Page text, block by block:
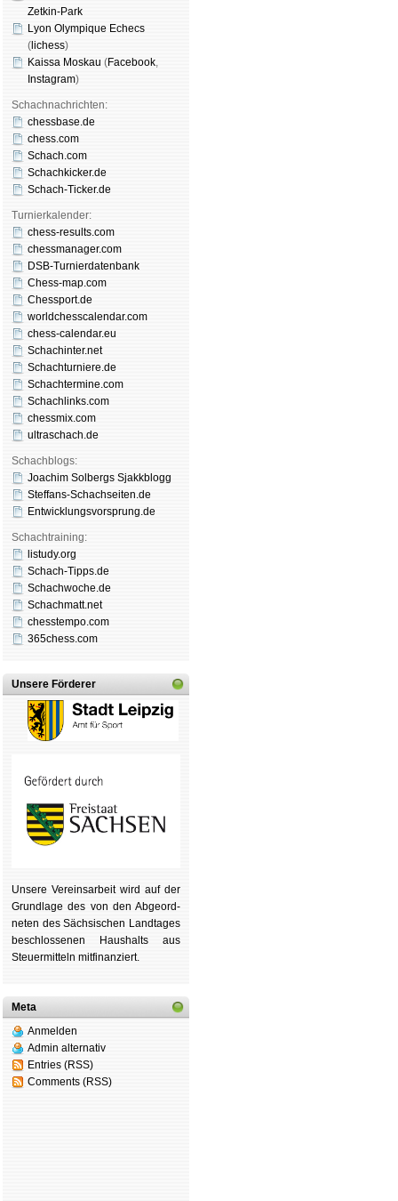
Zetkin-Park
Lyon Olympique Echecs
( lichess)
Kaissa Moskau (Face­book,
Insta­gram)
Schachnachrichten:
chessbase.de
chess.com
Schach.com
Schachkicker.de
Schach-Ticker.de
Turnierkalender:
chess-results.com
chessmanager.com
DSB-Turnierdatenbank
Chess-map.com
Chessport.de
worldchesscalendar.com
chess-calendar.eu
Schachinter.net
Schachturniere.de
Schachtermine.com
Schachlinks.com
chessmix.com
ultraschach.de
Schachblogs:
Joachim Solbergs Sjakkblogg
Steffans-Schachseiten.de
Entwicklungsvorsprung.de
Schachtraining:
listudy.org
Schach-Tipps.de
Schachwoche.de
Schachmatt.net
chesstempo.com
365chess.com
Unsere Förderer
Unsere Ver­eins­ar­beit wird auf der
Grund­lage des von den Ab­ge­ord­
ne­ten des Säch­si­schen Land­tages
be­schlos­se­nen Haus­halts aus
Steu­er­mitteln mit­fi­nan­ziert.
Meta
Anmelden
Admin alternativ
Entries (RSS)
Comments (RSS)